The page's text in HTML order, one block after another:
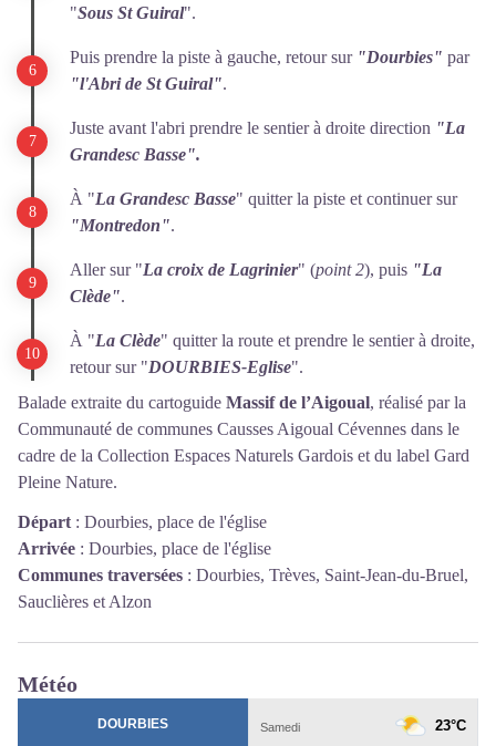
"Sous St Guiral".
Puis prendre la piste à gauche, retour sur "Dourbies" par
"l'Abri de St Guiral".
Juste avant l'abri prendre le sentier à droite direction "La
Grandesc Basse".
À "La Grandesc Basse" quitter la piste et continuer sur
"Montredon".
Aller sur "La croix de Lagrinier" (point 2), puis "La
Clède".
À "La Clède" quitter la route et prendre le sentier à droite,
retour sur "DOURBIES-Eglise".
Balade extraite du cartoguide Massif de l’Aigoual, réalisé par la
Communauté de communes Causses Aigoual Cévennes dans le
cadre de la Collection Espaces Naturels Gardois et du label Gard
Pleine Nature.
Départ : Dourbies, place de l'église
Arrivée : Dourbies, place de l'église
Communes traversées : Dourbies, Trèves, Saint-Jean-du-Bruel,
Sauclières et Alzon
Météo